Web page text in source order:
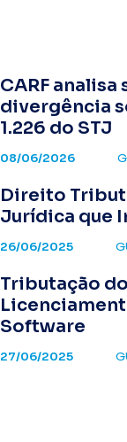
CARF
divergência
1.226 do STJ
08/06/2026
Direito
Jurídica que
26/06/2025
Tributação
Software
27/06/2025